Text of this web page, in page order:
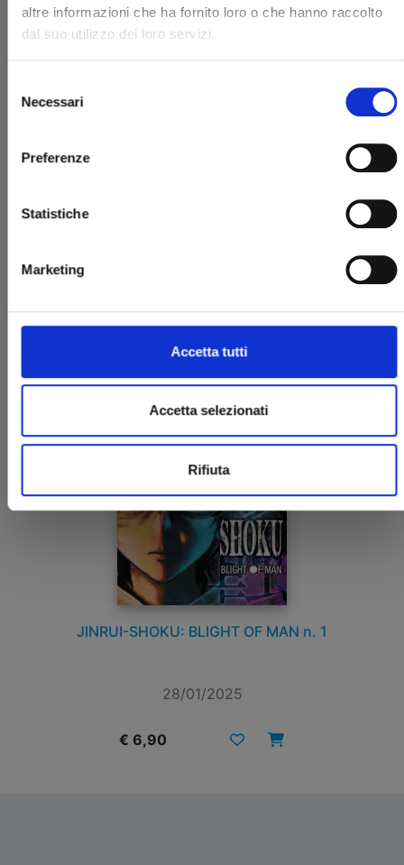
altre informazioni che ha fornito loro o che hanno raccolto
dal suo utilizzo dei loro servizi.
delNecessari
Preferenze
Statistiche
Marketing
Accetta tutti
Accetta selezionati
Rifiuta
JINRUI-SHOKU: BLIGHT OF MAN n. 1
28/01/2025
€ 6,90